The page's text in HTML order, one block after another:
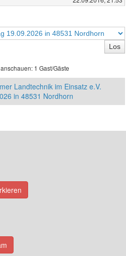
1 Gast/Gäste
Landtechnik im Einsatz e.V.
in 48531 Nordhorn